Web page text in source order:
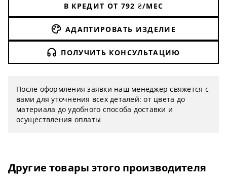
В КРЕДИТ ОТ 792 ₴/МЕС
АДАПТИРОВАТЬ ИЗДЕЛИЕ
ПОЛУЧИТЬ КОНСУЛЬТАЦИЮ
После оформления заявки наш менеджер свяжется с
вами для уточнения всех деталей: от цвета до
материала до удобного способа доставки и
осуществления оплаты
Другие товары этого производителя